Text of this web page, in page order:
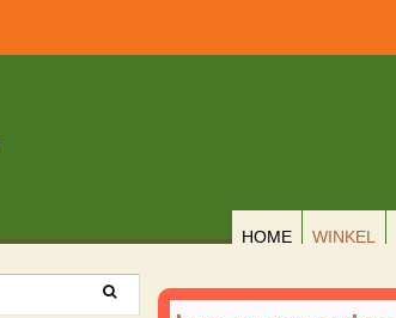
HOME WINKEL